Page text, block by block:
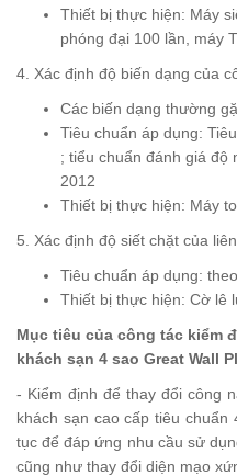
Thiết bị thực hiện: Máy
phóng đại 100 lần, máy
4. Xác định độ biến dạng của
Các biến dạng thường
Tiêu chuẩn áp dụng:
; tiểu chuẩn đánh giá độ
2012
Thiết bị thực hiện: Máy
5. Xác định độ siết chặt của
Tiêu chuẩn áp dụng:
Thiết bị thực hiện: Cờ lê
Mục tiêu của công tác kiểm
khách sạn 4 sao Great Wall
- Kiểm định để thay đổi công
khách sạn cao cấp tiêu chuẩn
tục để đáp ứng nhu cầu sử
cũng như thay đổi diện mạo